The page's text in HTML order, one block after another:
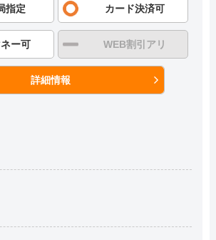
指定 カード決済可
ー可 WEB割引アリ
詳細情報